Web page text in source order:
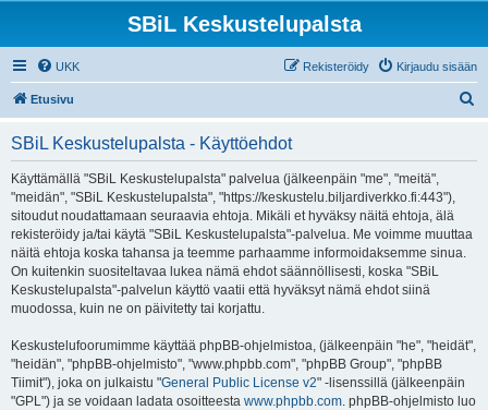
SBiL Keskustelupalsta
UKK Kirjaudu sisään
Rekisteröidy
Etusivu
SBiL Keskustelupalsta - Käyttöehdot
Käyttämällä "SBiL Keskustelupalsta" palvelua (jälkeenpäin "me", "meitä",
"meidän", "SBiL Keskustelupalsta", "https://keskustelu.biljardiverkko.fi:443"),
sitoudut noudattamaan seuraavia ehtoja. Mikäli et hyväksy näitä ehtoja, älä
rekisteröidy ja/tai käytä "SBiL Keskustelupalsta"-palvelua. Me voimme muuttaa
näitä ehtoja koska tahansa ja teemme parhaamme informoidaksemme sinua.
On kuitenkin suositeltavaa lukea nämä ehdot säännöllisesti, koska "SBiL
Keskustelupalsta"-palvelun käyttö vaatii että hyväksyt nämä ehdot siinä
muodossa, kuin ne on päivitetty tai korjattu.
Keskustelufoorumimme käyttää phpBB-ohjelmistoa, (jälkeenpäin "he", "heidät",
"heidän", "phpBB-ohjelmisto", "www.phpbb.com", "phpBB Group", "phpBB
Tiimit"), joka on julkaistu "General Public License v2" -lisenssillä (jälkeenpäin
"GPL") ja se voidaan ladata osoitteesta www.phpbb.com. phpBB-ohjelmisto luo